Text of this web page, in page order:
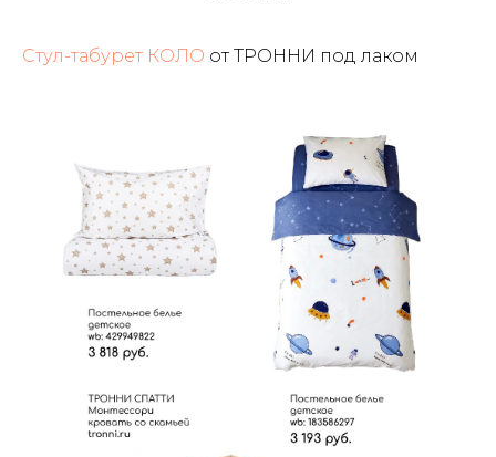
Стул-табурет КОЛО от ТРОННИ под лаком